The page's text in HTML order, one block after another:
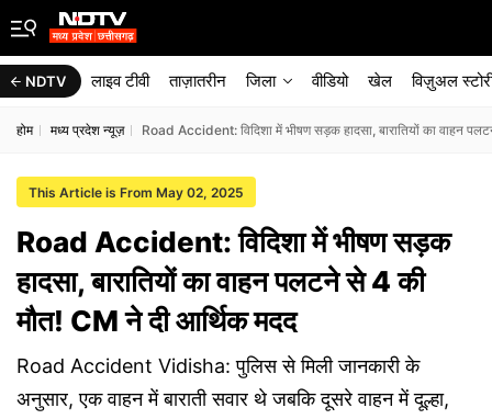
NDTV लाइव टीवी ताज़ातरीन जिला वीडियो खेल विज़ुअल
होम मध्य प्रदेश न्यूज़ Road Accident: विदिशा में भीषण सड़क हादसा, बारातियों का वाहन
This Article is From May 02, 2025
Road Accident: विदिशा में भीषण सड़क
हादसा, बारातियों का वाहन पलटने से 4 की
मौत! CM ने दी आर्थिक मदद
Road Accident Vidisha: पुलिस से मिली जानकारी के
अनुसार, एक वाहन में बाराती सवार थे जबकि दूसरे वाहन में दूल्हा,